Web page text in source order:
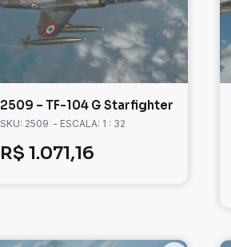
2509 – TF-104 G Starfighter
SKU: 2509 - ESCALA: 1 : 32
R$ 1.071,16